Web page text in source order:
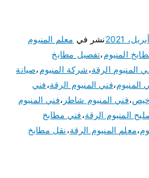
نشر في معلم المنيوم
المنيوم،تفصيل مطابخ
المنيوم الرقة،شركة المنيوم،صيانة
المنيوم،فني المنيوم الرقة،فني
،فني المنيوم شاطر ،فني المنيوم
المنيوم الرقة،فني مطابخ
،معلم المنيوم الرقة،نقل مطابخ